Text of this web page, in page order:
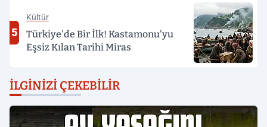
5
Kültür
Türkiye'de Bir İlk! Kastamonu'yu
Eşsiz Kılan Tarihi Miras
İLGINIZI ÇEKEBILIR